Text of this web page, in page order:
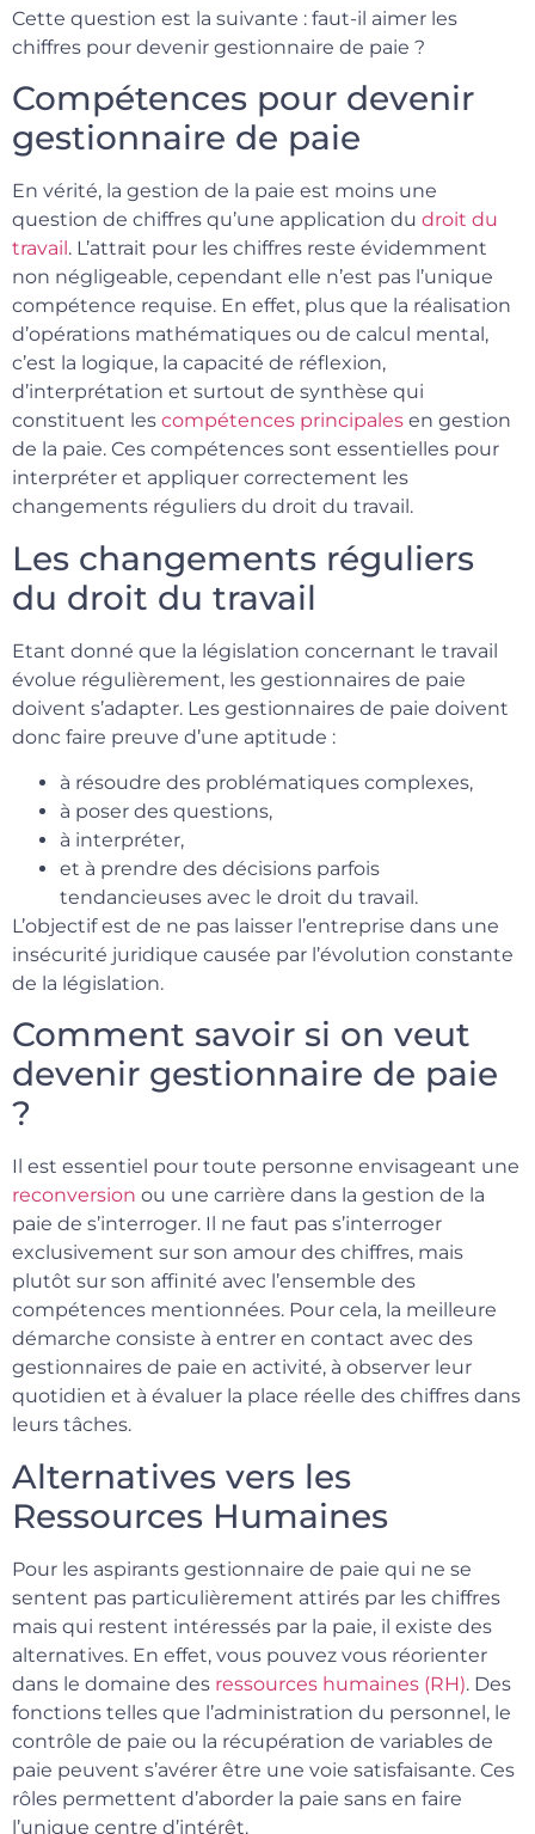
Cette question est la suivante : faut-il aimer les
chiffres pour devenir gestionnaire de paie ?
Compétences pour devenir
gestionnaire de paie
En vérité, la gestion de la paie est moins une
question de chiffres qu’une application du droit du
travail. L’attrait pour les chiffres reste évidemment
non négligeable, cependant elle n’est pas l’unique
compétence requise. En effet, plus que la réalisation
d’opérations mathématiques ou de calcul mental,
c’est la logique, la capacité de réflexion,
d’interprétation et surtout de synthèse qui
constituent les compétences principales en gestion
de la paie. Ces compétences sont essentielles pour
interpréter et appliquer correctement les
changements réguliers du droit du travail.
Les changements réguliers
du droit du travail
Etant donné que la législation concernant le travail
évolue régulièrement, les gestionnaires de paie
doivent s’adapter. Les gestionnaires de paie doivent
donc faire preuve d’une aptitude :
à résoudre des problématiques complexes,
à poser des questions,
à interpréter,
et à prendre des décisions parfois
tendancieuses avec le droit du travail.
L’objectif est de ne pas laisser l’entreprise dans une
insécurité juridique causée par l’évolution constante
de la législation.
Comment savoir si on veut
devenir gestionnaire de paie
?
Il est essentiel pour toute personne envisageant une
reconversion ou une carrière dans la gestion de la
paie de s’interroger. Il ne faut pas s’interroger
exclusivement sur son amour des chiffres, mais
plutôt sur son affinité avec l’ensemble des
compétences mentionnées. Pour cela, la meilleure
démarche consiste à entrer en contact avec des
gestionnaires de paie en activité, à observer leur
quotidien et à évaluer la place réelle des chiffres dans
leurs tâches.
Alternatives vers les
Ressources Humaines
Pour les aspirants gestionnaire de paie qui ne se
sentent pas particulièrement attirés par les chiffres
mais qui restent intéressés par la paie, il existe des
alternatives. En effet, vous pouvez vous réorienter
dans le domaine des ressources humaines (RH). Des
fonctions telles que l’administration du personnel, le
contrôle de paie ou la récupération de variables de
paie peuvent s’avérer être une voie satisfaisante. Ces
rôles permettent d’aborder la paie sans en faire
l’unique centre d’intérêt.